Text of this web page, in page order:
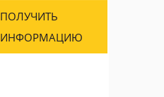
ПОЛУЧИТЬ
ИНФОРМАЦИЮ